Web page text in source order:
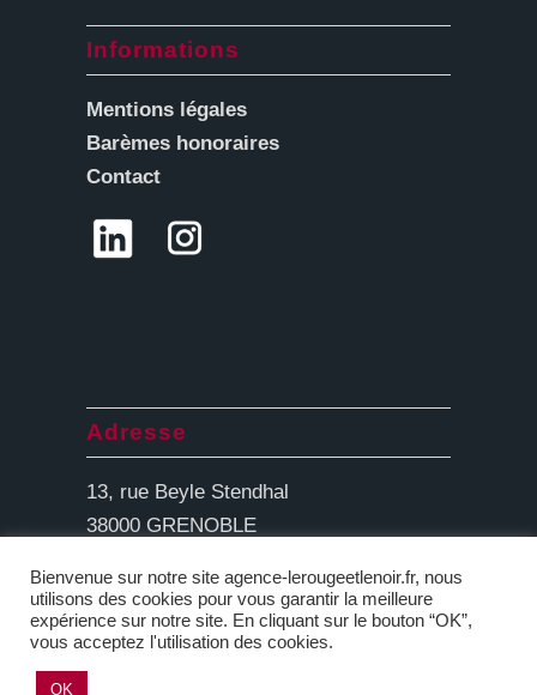
Informations
Mentions légales
Barèmes honoraires
Contact
Adresse
13, rue Beyle Stendhal
38000 GRENOBLE
Bienvenue sur notre site agence-lerougeetlenoir.fr, nous
utilisons des cookies pour vous garantir la meilleure
expérience sur notre site. En cliquant sur le bouton “OK”,
vous acceptez l'utilisation des cookies.
OK